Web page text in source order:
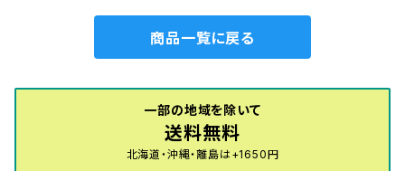
商品一覧に戻る
一部の地域を除いて
送料無料
北海道・沖縄・離島は+1650円